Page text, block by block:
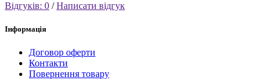
Відгуків: 0 /Написати відгук
Інформація
Договор оферти
Контакти
Повернення товару